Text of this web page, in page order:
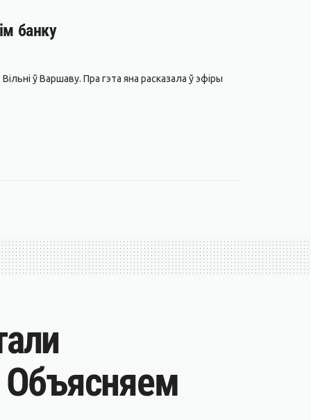
банку
ў Варшаву. Пра гэта яна расказала ў эфіры
Объясняем